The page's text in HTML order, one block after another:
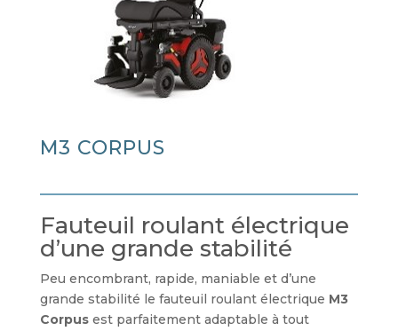
M3 CORPUS
Fauteuil roulant électrique
d’une grande stabilité
Peu encombrant, rapide, maniable et d’une
grande stabilité le fauteuil roulant électrique M3
Corpusest parfaitement adaptable à tout